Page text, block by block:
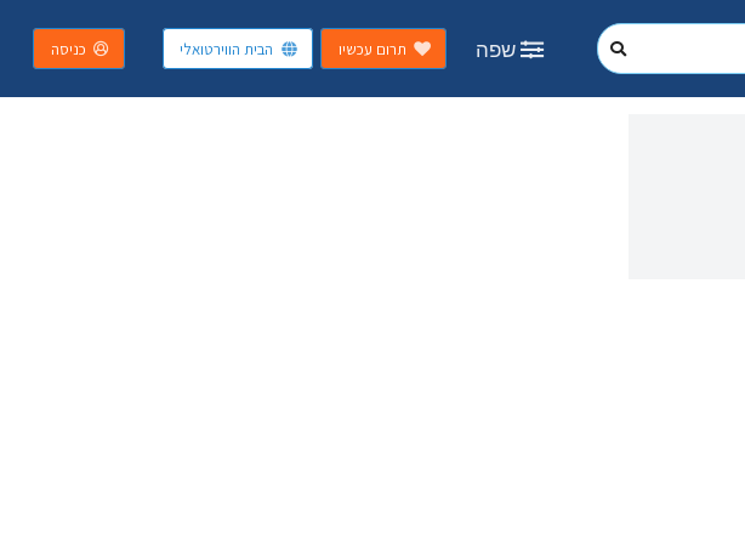
שפה תרום עכשיו הבית הווירטואלי כניסה